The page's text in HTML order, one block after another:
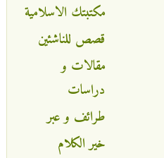
مكتبتك الاسلامية
قصص للناشئين
مقالات و
دراسات
طرائف و عبر
خير الكلام